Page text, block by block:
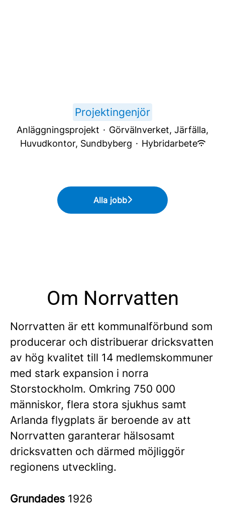
Projektingenjör
Anläggningsprojekt · Görvälnverket, Järfälla,
Huvudkontor, Sundbyberg · Hybridarbete
Alla jobb
Om Norrvatten
Norrvatten är ett kommunalförbund som
producerar och distribuerar dricksvatten
av hög kvalitet till 14 medlemskommuner
med stark expansion i norra
Storstockholm. Omkring 750 000
människor, flera stora sjukhus samt
Arlanda flygplats är beroende av att
Norrvatten garanterar hälsosamt
dricksvatten och därmed möjliggör
regionens utveckling.
Grundades 1926